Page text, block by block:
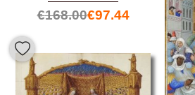
€168.00€97.44